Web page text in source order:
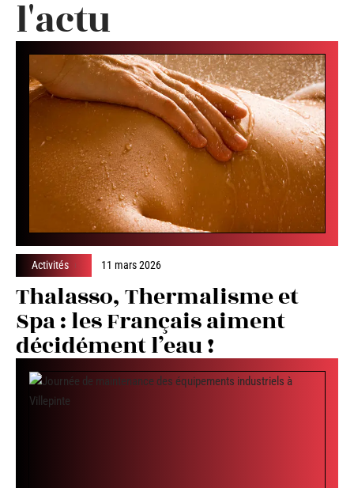
l'actu
Activités 11 mars 2026
Thalasso, Thermalisme et
Spa : les Français aiment
décidément l’eau !